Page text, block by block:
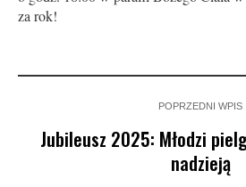
za rok!
POPRZEDNI WPIS
Jubileusz 2025: Młodzi
nadzieją